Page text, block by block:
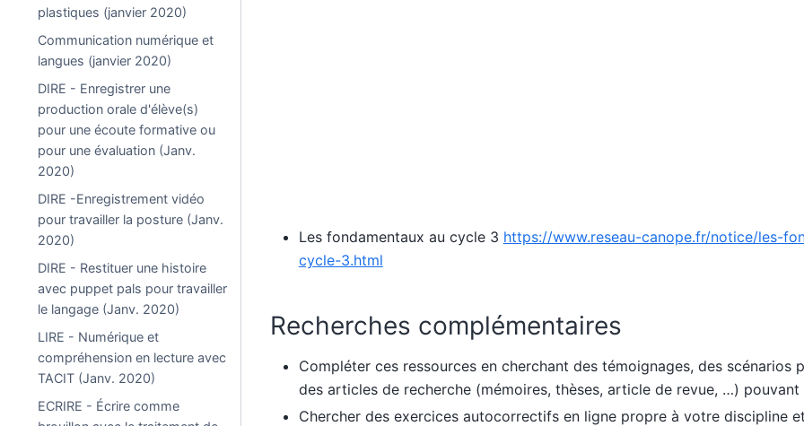
plastiques (janvier 2020)
Communication numérique et
langues (janvier 2020)
DIRE - Enregistrer une
production orale d'élève(s)
pour une écoute formative ou
pour une évaluation (Janv.
2020)
DIRE -Enregistrement vidéo
pour travailler la posture (Janv.
2020)
DIRE - Restituer une histoire
avec puppet pals pour travailler
le langage (Janv. 2020)
LIRE - Numérique et
compréhension en lecture avec
TACIT (Janv. 2020)
ECRIRE - Écrire comme
Les fondamentaux au cycle 3 https://www.reseau-canope.fr/notice/les-
cycle-3.html
Recherches complémentaires
Compléter ces ressources en cherchant des témoignages, des scénarios
des articles de recherche (mémoires, thèses, article de revue, …) pouvant
Chercher des exercices autocorrectifs en ligne propre à votre discipline